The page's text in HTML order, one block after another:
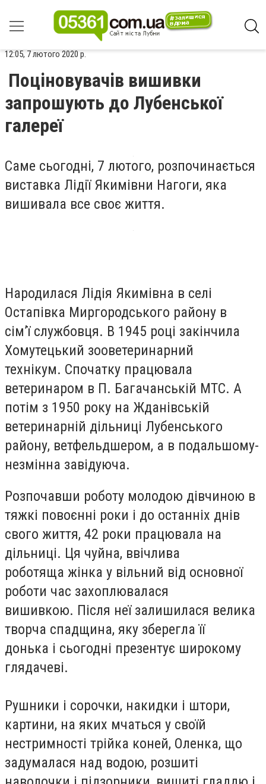
12:05, 7 лютого 2020 р.
Поціновувачів вишивки
запрошують до Лубенської
галереї
Саме сьогодні, 7 лютого, розпочинається
виставка Лідії Якимівни Нагоги, яка
вишивала все своє життя.
Народилася Лідія Якимівна в селі
Остапівка Миргородського району в
сім’ї службовця. В 1945 році закінчила
Хомутецький зооветеринарний
технікум. Спочатку працювала
ветеринаром в П. Багачанській МТС. А
потім з 1950 року на Жданівській
ветеринарній дільниці Лубенського
району, ветфельдшером, а в подальшому-
незмінна завідуюча.
Розпочавши роботу молодою дівчиною в
тяжкі повоєнні роки і до останніх днів
свого життя, 42 роки працювала на
дільниці. Ця чуйна, ввічлива
роботяща жінка у вільний від основної
роботи час захоплювалася
вишивкою. Після неї залишилася велика
творча спадщина, яку зберегла її
донька і сьогодні презентує широкому
глядачеві.
Рушники і сорочки, накидки і штори,
картини, на яких мчаться у своїй
нестримності трійка коней, Оленка, що
задумалася над водою, розшиті